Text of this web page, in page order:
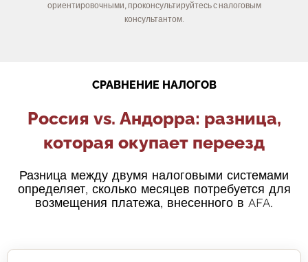
ориентировочными, проконсультируйтесь с налоговым
консультантом.
СРАВНЕНИЕ НАЛОГОВ
Россия vs. Андорра: разница,
которая окупает переезд
Разница между двумя налоговыми системами
определяет, сколько месяцев потребуется для
возмещения платежа, внесенного в AFA.